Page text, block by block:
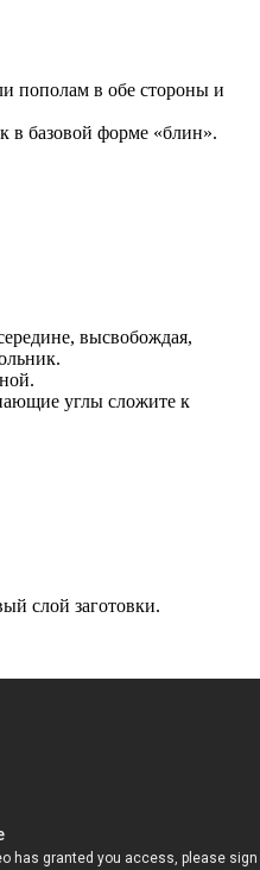
пополам в обе стороны и
в базовой форме «блин».
высвобождая,
углы сложите к
слой заготовки.